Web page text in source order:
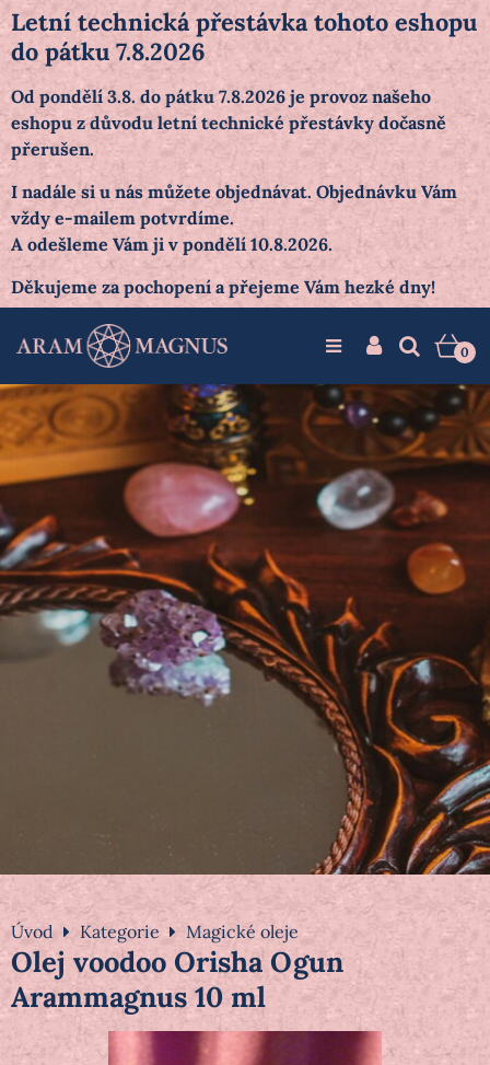
Letní technická přestávka tohoto eshopu
do pátku 7.8.2026
Od pondělí 3.8. do pátku 7.8.2026 je provoz našeho
eshopu z důvodu letní technické přestávky dočasně
přerušen.
I nadále si u nás můžete objednávat. Objednávku Vám
vždy e-mailem potvrdíme.
A odešleme Vám ji v pondělí 10.8.2026.
Děkujeme za pochopení a přejeme Vám hezké dny!
0
Úvod Kategorie Magické oleje
Olej voodoo Orisha Ogun
Arammagnus 10 ml